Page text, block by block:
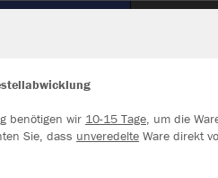
benötigen wir 10-15 Tage, um die
Sie, dass unveredelte Ware direkt